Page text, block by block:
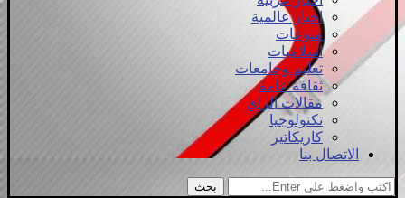
اخبار عالمية
منوعات
اسلاميات
تعليم وجامعات
ثقافة عامة
مقالات الراي
تكنولوجيا
كاريكاتير
الاتصال بنا
بحث